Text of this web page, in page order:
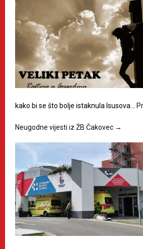
kako bi se što bolje istaknula Isusova…
Neugodne vijesti iz ŽB Čakovec →